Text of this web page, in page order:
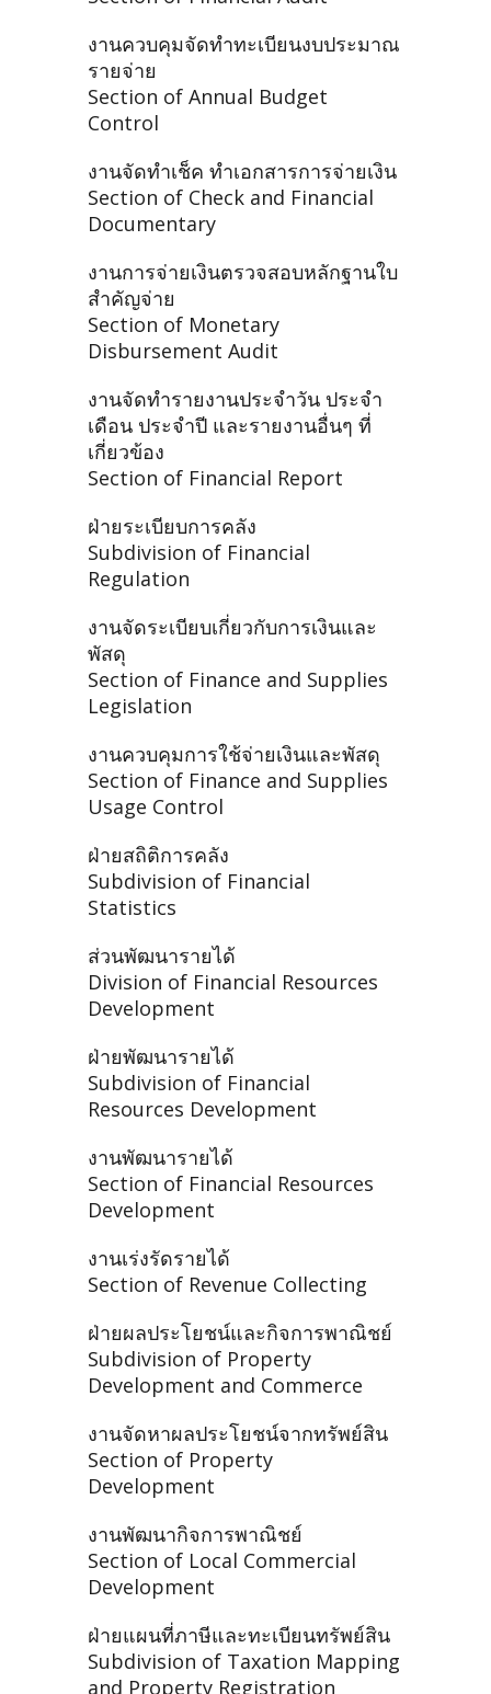
งานควบคุมจัดทำทะเบียนงบประมาณ
รายจ่าย
Section of Annual Budget
Control
งานจัดทำเช็ค ทำเอกสารการจ่ายเงิน
Section of Check and Financial
Documentary
งานการจ่ายเงินตรวจสอบหลักฐานใบ
สำคัญจ่าย
Section of Monetary
Disbursement Audit
งานจัดทำรายงานประจำวัน ประจำ
เดือน ประจำปี และรายงานอื่นๆ ที่
เกี่ยวข้อง
Section of Financial Report
ฝ่ายระเบียบการคลัง
Subdivision of Financial
Regulation
งานจัดระเบียบเกี่ยวกับการเงินและ
พัสดุ
Section of Finance and Supplies
Legislation
งานควบคุมการใช้จ่ายเงินและพัสดุ
Section of Finance and Supplies
Usage Control
ฝ่ายสถิติการคลัง
Subdivision of Financial
Statistics
ส่วนพัฒนารายได้
Division of Financial Resources
Development
ฝ่ายพัฒนารายได้
Subdivision of Financial
Resources Development
งานพัฒนารายได้
Section of Financial Resources
Development
งานเร่งรัดรายได้
Section of Revenue Collecting
ฝ่ายผลประโยชน์และกิจการพาณิชย์
Subdivision of Property
Development and Commerce
งานจัดหาผลประโยชน์จากทรัพย์สิน
Section of Property
Development
งานพัฒนากิจการพาณิชย์
Section of Local Commercial
Development
ฝ่ายแผนที่ภาษีและทะเบียนทรัพย์สิน
Subdivision of Taxation Mapping
and Property Registration